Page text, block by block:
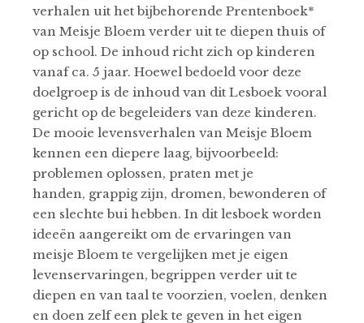
verhalen uit het bijbehorende Prentenboek*
van Meisje Bloem verder uit te diepen thuis of
op school. De inhoud richt zich op kinderen
vanaf ca. 5 jaar. Hoewel bedoeld voor deze
doelgroep is de inhoud van dit Lesboek vooral
gericht op de begeleiders van deze kinderen.
De mooie levensverhalen van Meisje Bloem
kennen een diepere laag, bijvoorbeeld:
problemen oplossen, praten met je
handen, grappig zijn, dromen, bewonderen of
een slechte bui hebben. In dit lesboek worden
ideeën aangereikt om de ervaringen van
meisje Bloem te vergelijken met je eigen
levenservaringen, begrippen verder uit te
diepen en van taal te voorzien, voelen, denken
en doen zelf een plek te geven in het eigen